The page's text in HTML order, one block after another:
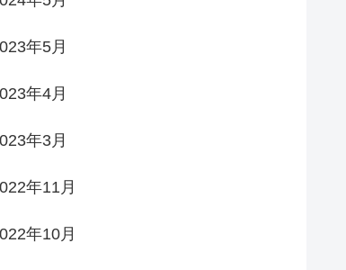
年5月
年4月
年3月
年11月
年10月